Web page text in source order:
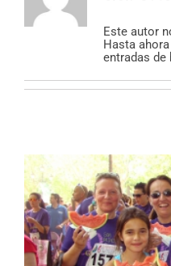
Este autor
Hasta
entradas de